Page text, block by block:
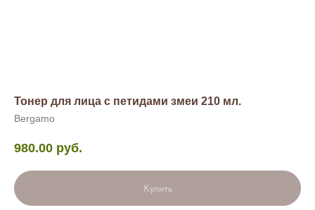
Тонер для лица с петидами змеи 210 мл.
Bergamo
980.00 руб.
Купить